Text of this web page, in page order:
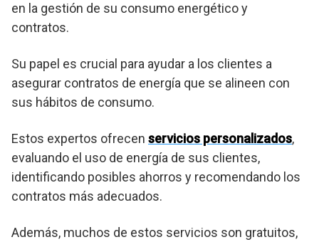
en la gestión de su consumo energético y
contratos.
Su papel es crucial para ayudar a los clientes a
asegurar contratos de energía que se alineen con
sus hábitos de consumo.
Estos expertos ofrecen servicios personalizados,
evaluando el uso de energía de sus clientes,
identificando posibles ahorros y recomendando los
contratos más adecuados.
Además, muchos de estos servicios son gratuitos,